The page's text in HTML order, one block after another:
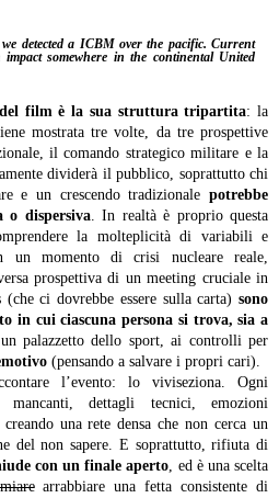
detected a ICBM over the pacific. Current
somewhere in the continental United
film è la sua struttura tripartita: la
mostrata tre volte, da tre prospettive
il comando strategico militare e la
dividerà il pubblico, soprattutto chi
e un crescendo tradizionale potrebbe
dispersiva. In realtà è proprio questa
la molteplicità di variabili e
un momento di crisi nucleare reale,
prospettiva di un meeting cruciale in
ci dovrebbe essere sulla carta) sono
in cui ciascuna persona si trova, sia a
palazzetto dello sport, ai controlli per
(pensando a salvare i propri cari).
l’evento: lo viviseziona. Ogni
mancanti, dettagli tecnici, emozioni
una rete densa che non cerca un
del non sapere. E soprattutto, rifiuta di
con un finale aperto, ed è una scelta
arrabbiare una fetta consistente di